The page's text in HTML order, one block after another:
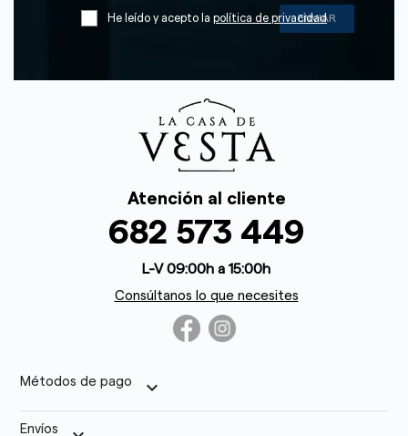
He leído y acepto la política de privacidad
Atención al cliente
682 573 449
L-V 09:00h a 15:00h
Consúltanos lo que necesites
Métodos de pago keyboard_arrow_down
Envíos